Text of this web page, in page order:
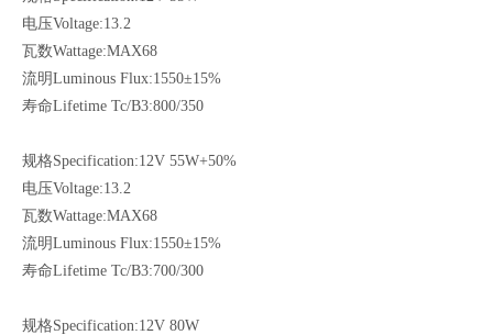
电压Voltage:13.2
瓦数Wattage:MAX68
流明Luminous Flux:1550±15%
寿命Lifetime Tc/B3:800/350
规格Specification:12V 55W+50%
电压Voltage:13.2
瓦数Wattage:MAX68
流明Luminous Flux:1550±15%
寿命Lifetime Tc/B3:700/300
规格Specification:12V 80W